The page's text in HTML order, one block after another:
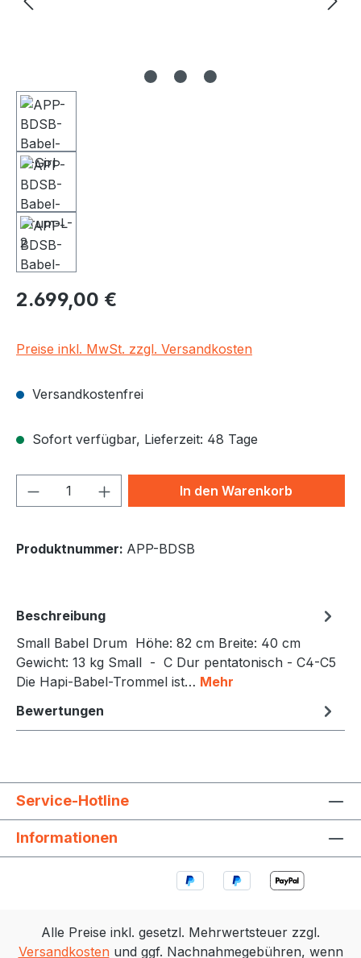
Regulärer Preis:
2.699,00 €
Preise inkl. MwSt. zzgl. Versandkosten
Versandkostenfrei
Sofort verfügbar, Lieferzeit: 48 Tage
Produkt Anzahl: Gib denIn den Warenkorb
Produktnummer: APP-BDSB
Beschreibung
Small Babel Drum Höhe: 82 cm Breite: 40 cm
Gewicht: 13 kg Small - C Dur pentatonisch - C4-C5
Die Hapi-Babel-Trommel ist… Mehr
Bewertungen
Service-Hotline
Informationen
Alle Preise inkl. gesetzl. Mehrwertsteuer zzgl.
Versandkostenund ggf. Nachnahmegebühren, wenn